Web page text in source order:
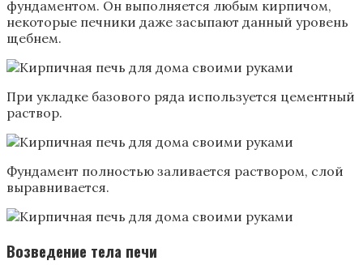
фундаментом. Он выполняется любым кирпичом,
некоторые печники даже засыпают данный уровень
щебнем.
При укладке базового ряда используется цементный
раствор.
Фундамент полностью заливается раствором, слой
выравнивается.
Возведение тела печи